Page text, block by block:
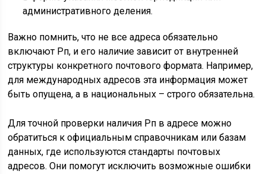
административного деления.
Важно помнить, что не все адреса обязательно
включают Рп, и его наличие зависит от внутренней
структуры конкретного почтового формата. Например,
для международных адресов эта информация может
быть опущена, а в национальных – строго обязательна.
Для точной проверки наличия Рп в адресе можно
обратиться к официальным справочникам или базам
данных, где используются стандарты почтовых
адресов. Они помогут исключить возможные ошибки